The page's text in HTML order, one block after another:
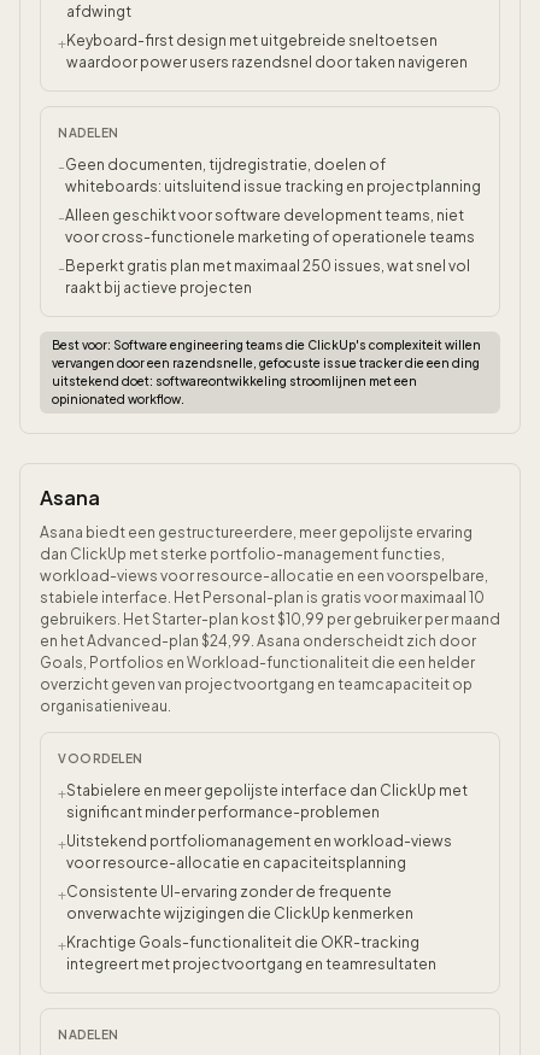
afdwingt
+Keyboard-first design met uitgebreide sneltoetsen
waardoor power users razendsnel door taken navigeren
NADELEN
-Geen documenten, tijdregistratie, doelen of
whiteboards: uitsluitend issue tracking en projectplanning
-Alleen geschikt voor software development teams, niet
voor cross-functionele marketing of operationele teams
- Beperkt gratis plan met maximaal 250 issues, wat snel vol
raakt bij actieve projecten
Best voor: Software engineering teams die ClickUp's complexiteit willen
vervangen door een razendsnelle, gefocuste issue tracker die een ding
uitstekend doet: softwareontwikkeling stroomlijnen met een
opinionated workflow.
Asana
Asana biedt een gestructureerdere, meer gepolijste ervaring
dan ClickUp met sterke portfolio-management functies,
workload-views voor resource-allocatie en een voorspelbare,
stabiele interface. Het Personal-plan is gratis voor maximaal 10
gebruikers. Het Starter-plan kost $10,99 per gebruiker per maand
en het Advanced-plan $24,99. Asana onderscheidt zich door
Goals, Portfolios en Workload-functionaliteit die een helder
overzicht geven van projectvoortgang en teamcapaciteit op
organisatieniveau.
VOORDELEN
+Stabielere en meer gepolijste interface dan ClickUp met
significant minder performance-problemen
+Uitstekend portfoliomanagement en workload-views
voor resource-allocatie en capaciteitsplanning
+Consistente UI-ervaring zonder de frequente
onverwachte wijzigingen die ClickUp kenmerken
+Krachtige Goals-functionaliteit die OKR-tracking
integreert met projectvoortgang en teamresultaten
NADELEN